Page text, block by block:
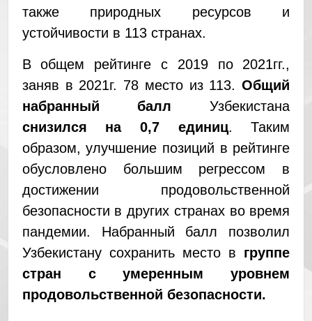
также природных ресурсов и
устойчивости в 113 странах.
В общем рейтинге с 2019 по 2021гг.,
заняв в 2021г. 78 место из 113.Общий
набранный балл Узбекистана
снизился на 0,7 единиц. Таким
образом, улучшение позиций в рейтинге
обусловлено большим регрессом в
достижении продовольственной
безопасности в других странах во время
пандемии. Набранный балл позволил
Узбекистану сохранить место в группе
стран с умеренным уровнем
продовольственной безопасности.